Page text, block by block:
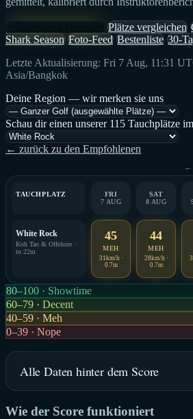
Plätze vergleichen
Shark Season Foto-Feed Bestenliste 30-
Letzte Aktualisierung: Fri 7 Aug, 11:31
Asia/Bangkok
Deine Region — wir merken sie uns
Schau dir einen unserer 115 Tauchplätze
← zurück zu den Empfohlenen
←
TAUCHPLATZ
FRI
7 AUG
SAT
8 AUG
White Rock
Koh Tao & Offshore ·
to 22m
45
MEH
31km/h ·
0.7m
44
MEH
28km/h ·
0.7m
80–100 · Showtime
60–79 · Decent
40–59 · Meh
0–39 · Nope
Alle Daten hinter dem Score
Wie der Score funktioniert